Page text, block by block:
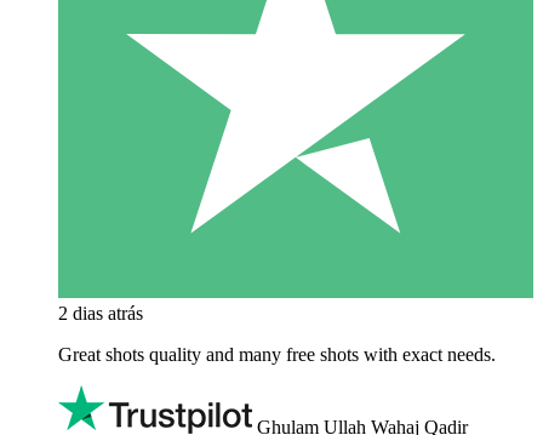
2 dias atrás
Great shots quality and many free shots with exact needs.
Ghulam Ullah Wahaj Qadir